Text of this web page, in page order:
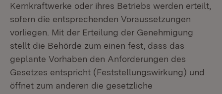
Kernkraftwerke oder ihres Betriebs werden erteilt,
sofern die entsprechenden Voraussetzungen
vorliegen. Mit der Erteilung der Genehmigung
stellt die Behörde zum einen fest, dass das
geplante Vorhaben den Anforderungen des
Gesetzes entspricht (Feststellungswirkung) und
öffnet zum anderen die gesetzliche